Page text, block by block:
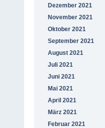
Dezember 2021
November 2021
Oktober 2021
September 2021
August 2021
Juli 2021
Juni 2021
Mai 2021
April 2021
März 2021
Februar 2021